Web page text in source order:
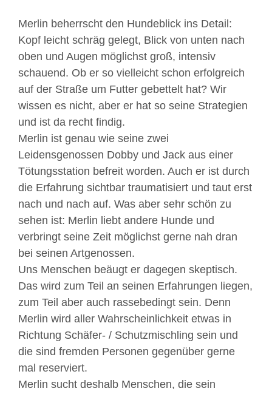
Merlin beherrscht den Hundeblick ins Detail:
Kopf leicht schräg gelegt, Blick von unten nach
oben und Augen möglichst groß, intensiv
schauend. Ob er so vielleicht schon erfolgreich
auf der Straße um Futter gebettelt hat? Wir
wissen es nicht, aber er hat so seine Strategien
und ist da recht findig.
Merlin ist genau wie seine zwei
Leidensgenossen Dobby und Jack aus einer
Tötungsstation befreit worden. Auch er ist durch
die Erfahrung sichtbar traumatisiert und taut erst
nach und nach auf. Was aber sehr schön zu
sehen ist: Merlin liebt andere Hunde und
verbringt seine Zeit möglichst gerne nah dran
bei seinen Artgenossen.
Uns Menschen beäugt er dagegen skeptisch.
Das wird zum Teil an seinen Erfahrungen liegen,
zum Teil aber auch rassebedingt sein. Denn
Merlin wird aller Wahrscheinlichkeit etwas in
Richtung Schäfer- / Schutzmischling sein und
die sind fremden Personen gegenüber gerne
mal reserviert.
Merlin sucht deshalb Menschen, die sein